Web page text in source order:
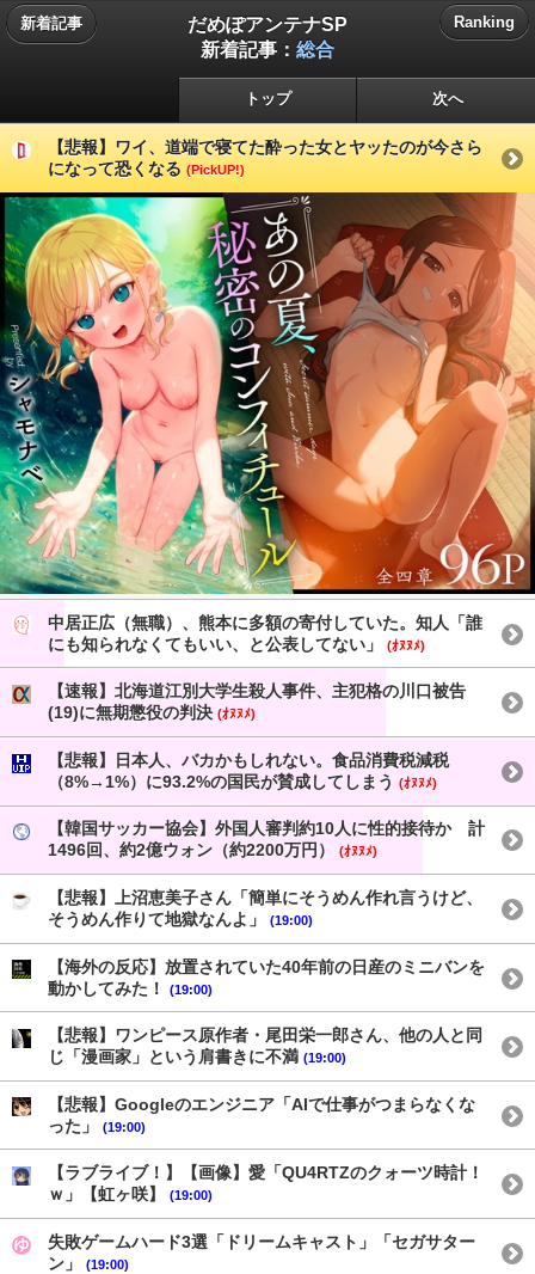
新着記事
だめぽアンテナSP
新着記事： 総合
Ranking
トップ 次へ
【悲報】ワイ、道端で寝てた酔った女とヤッたのが今さら
になって恐くなる (PickUP!)
中居正広（無職）、熊本に多額の寄付していた。知人「誰
にも知られなくてもいい、と公表してない」
(ｵﾇﾇﾒ)
【速報】北海道江別大学生殺人事件、主犯格の川口被告
(19)に無期懲役の判決 (ｵﾇﾇﾒ)
【悲報】日本人、バカかもしれない。食品消費税減税
（8%→1%）に93.2%の国民が賛成してしまう (ｵﾇﾇﾒ)
【韓国サッカー協会】外国人審判約10人に性的接待か 計
1496回、約2億ウォン（約2200万円）
(ｵﾇﾇﾒ)
【悲報】上沼恵美子さん「簡単にそうめん作れ言うけど、
そうめん作りて地獄なんよ」
(19:00)
【海外の反応】放置されていた40年前の日産のミニバンを
動かしてみた！
(19:00)
【悲報】ワンピース原作者・尾田栄一郎さん、他の人と同
じ「漫画家」という肩書きに不満 (19:00)
【悲報】Googleのエンジニア「AIで仕事がつまらなくな
った」
(19:00)
【ラブライブ！】【画像】愛「QU4RTZのクォーツ時計！
ｗ」【虹ヶ咲】
(19:00)
失敗ゲームハード3選「ドリームキャスト」「セガサター
ン」
(19:00)